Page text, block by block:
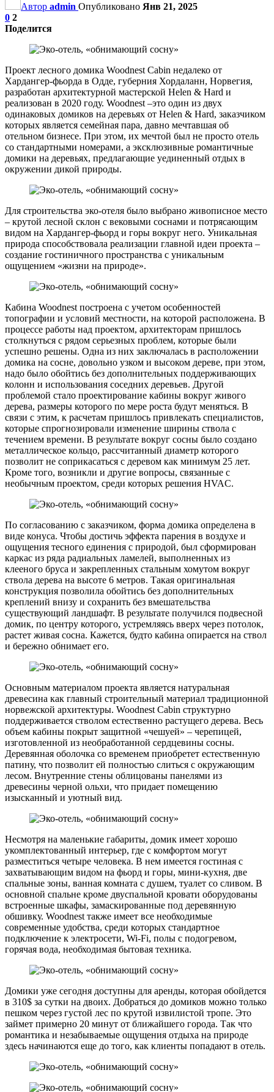
Автор admin Опубликовано Янв 21, 2025
0 2
Поделится
Проект лесного домика Woodnest Cabin недалеко от
Хардангер-фьорда в Одде, губерния Хордаланн, Норвегия,
разработан архитектурной мастерской Helen & Hard и
реализован в 2020 году. Woodnest –это один из двух
одинаковых домиков на деревьях от Helen & Hard, заказчиком
которых является семейная пара, давно мечтавшая об
отельном бизнесе. При этом, их мечтой был не просто отель
со стандартными номерами, а эксклюзивные романтичные
домики на деревьях, предлагающие уединенный отдых в
окружении дикой природы.
Для строительства эко-отеля было выбрано живописное место
– крутой лесной склон с вековыми соснами и потрясающим
видом на Хардангер-фьорд и горы вокруг него. Уникальная
природа способствовала реализации главной идеи проекта –
создание гостиничного пространства с уникальным
ощущением «жизни на природе».
Кабина Woodnest построена с учетом особенностей
топографии и условий местности, на которой расположена. В
процессе работы над проектом, архитекторам пришлось
столкнуться с рядом серьезных проблем, которые были
успешно решены. Одна из них заключалась в расположении
домика на сосне, довольно узком и высоком дереве, при этом,
надо было обойтись без дополнительных поддерживающих
колонн и использования соседних деревьев. Другой
проблемой стало проектирование кабины вокруг живого
дерева, размеры которого по мере роста будут меняться. В
связи с этим, к расчетам пришлось привлекать специалистов,
которые спрогнозировали изменение ширины ствола с
течением времени. В результате вокруг сосны было создано
металлическое кольцо, рассчитанный диаметр которого
позволит не соприкасаться с деревом как минимум 25 лет.
Кроме того, возникли и другие вопросы, связанные с
необычным проектом, среди которых решения HVAC.
По согласованию с заказчиком, форма домика определена в
виде конуса. Чтобы достичь эффекта парения в воздухе и
ощущения тесного единения с природой, был сформирован
каркас из ряда радиальных ламелей, выполненных из
клееного бруса и закрепленных стальным хомутом вокруг
ствола дерева на высоте 6 метров. Такая оригинальная
конструкция позволила обойтись без дополнительных
креплений внизу и сохранить без вмешательства
существующий ландшафт. В результате получился подвесной
домик, по центру которого, устремляясь вверх через потолок,
растет живая сосна. Кажется, будто кабина опирается на ствол
и бережно обнимает его.
Основным материалом проекта является натуральная
древесина как главный строительный материал традиционной
норвежской архитектуры. Woodnest Cabin структурно
поддерживается стволом естественно растущего дерева. Весь
объем кабины покрыт защитной «чешуей» – черепицей,
изготовленной из необработанной сердцевины сосны.
Деревянная оболочка со временем приобретет естественную
патину, что позволит ей полностью слиться с окружающим
лесом. Внутренние стены облицованы панелями из
древесины черной ольхи, что придает помещению
изысканный и уютный вид.
Несмотря на маленькие габариты, домик имеет хорошо
укомплектованный интерьер, где с комфортом могут
разместиться четыре человека. В нем имеется гостиная с
захватывающим видом на фьорд и горы, мини-кухня, две
спальные зоны, ванная комната с душем, туалет со сливом. В
основной спальне кроме двуспальной кровати оборудованы
встроенные шкафы, замаскированные под деревянную
обшивку. Woodnest также имеет все необходимые
современные удобства, среди которых стандартное
подключение к электросети, Wi-Fi, полы с подогревом,
горячая вода, необходимая бытовая техника.
Домики уже сегодня доступны для аренды, которая обойдется
в 310$ за сутки на двоих. Добраться до домиков можно только
пешком через густой лес по крутой извилистой тропе. Это
займет примерно 20 минут от ближайшего города. Так что
романтика и незабываемые ощущения отдыха на природе
здесь начинаются еще до того, как клиенты попадают в отель.